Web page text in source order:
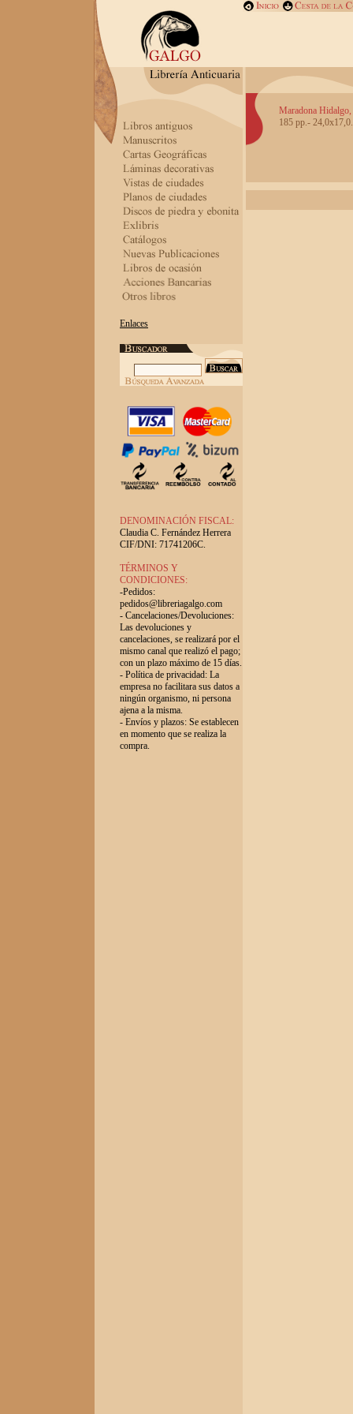
Enlaces
DENOMINACIÓN FISCAL:
Claudia C. Fernández Herrera
CIF/DNI: 71741206C.
TÉRMINOS Y
CONDICIONES:
-Pedidos:
pedidos@libreriagalgo.com
- Cancelaciones/Devoluciones:
Las devoluciones y
cancelaciones, se realizará por el
mismo canal que realizó el pago;
con un plazo máximo de 15 días.
- Política de privacidad: La
empresa no facilitara sus datos a
ningún organismo, ni persona
ajena a la misma.
- Envíos y plazos: Se establecen
en momento que se realiza la
compra.
Maradona
185 pp.-